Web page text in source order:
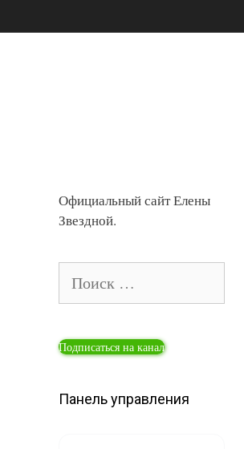
Официальный сайт Елены
Звездной.
Подписаться на канал
Панель управления